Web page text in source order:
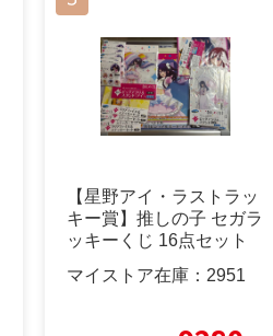
【星野アイ・ラストラッ
キー賞】推しの子 セガラ
ッキーくじ 16点セット
マイストア在庫： 2951